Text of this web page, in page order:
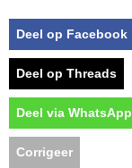
Deel op Facebook
Deel op Threads
Deel via WhatsApp
Corrigeer